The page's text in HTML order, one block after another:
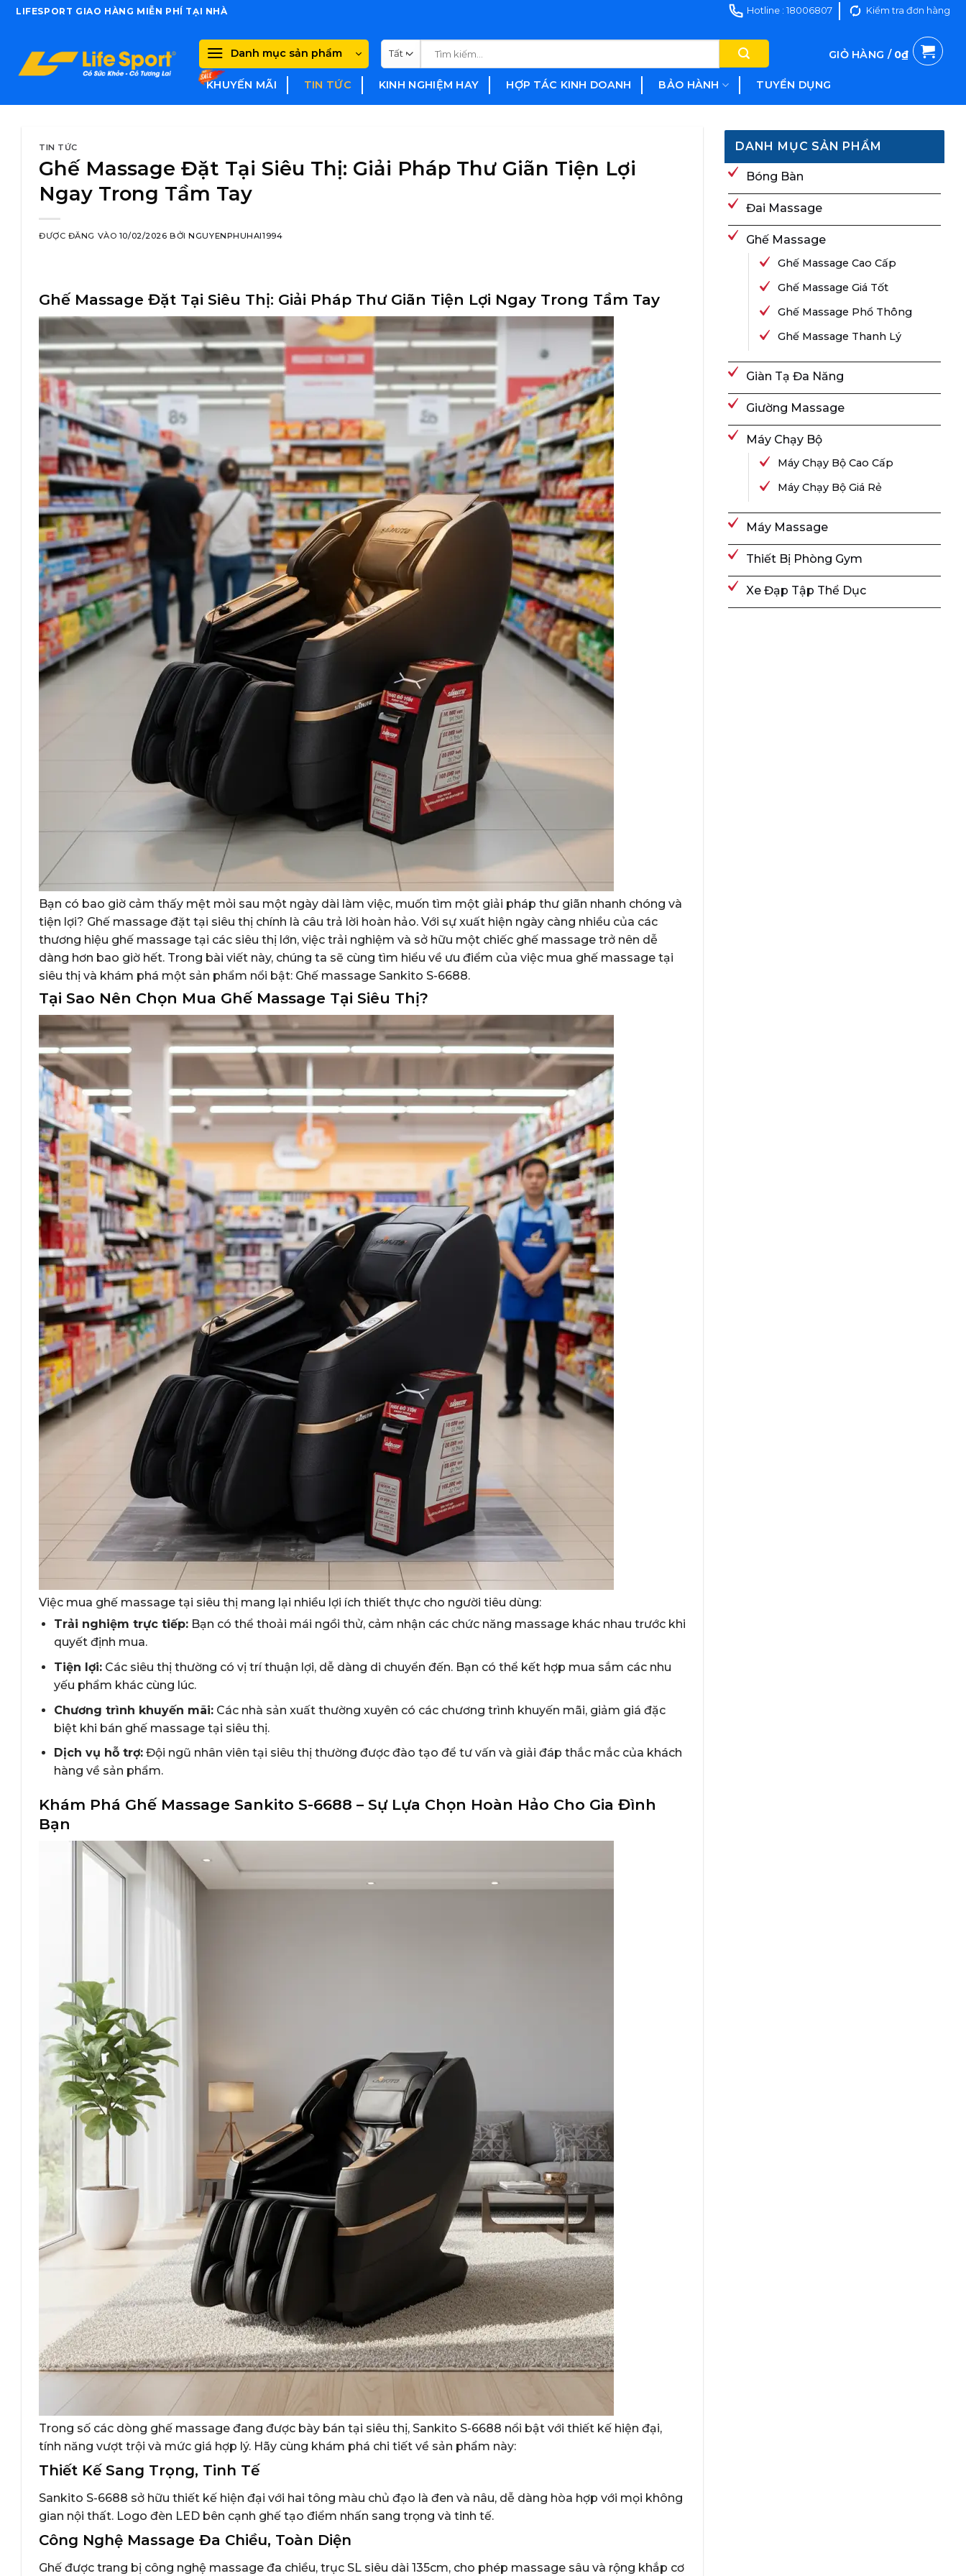
SkipLIFESPORT GIAO HÀNG MIỄN PHÍ TẠI NHÀ Hotline : 18006807 Kiểm tra đơn hàng
Danh mục sản phẩm
kiếm:
KHUYẾN MÃI TIN TỨC KINH NGHIỆM HAY HỢP TÁC KINH DOANH BẢO HÀNH TUYỂN DỤNG
GIỎ HÀNG / 0₫
TIN TỨC
Ghế Massage Đặt Tại Siêu Thị: Giải Pháp Thư Giãn Tiện Lợi
Ngay Trong Tầm Tay
ĐƯỢC ĐĂNG VÀO 10/02/2026 BỞINGUYENPHUHAI1994
Ghế Massage Đặt Tại Siêu Thị: Giải Pháp Thư Giãn Tiện Lợi Ngay Trong Tầm Tay
Bạn có bao giờ cảm thấy mệt mỏi sau một ngày dài làm việc, muốn tìm một giải pháp thư giãn nhanh chóng và
tiện lợi? Ghế massage đặt tại siêu thị chính là câu trả lời hoàn hảo. Với sự xuất hiện ngày càng nhiều của các
thương hiệu ghế massage tại các siêu thị lớn, việc trải nghiệm và sở hữu một chiếc ghế massage trở nên dễ
dàng hơn bao giờ hết. Trong bài viết này, chúng ta sẽ cùng tìm hiểu về ưu điểm của việc mua ghế massage tại
siêu thị và khám phá một sản phẩm nổi bật: Ghế massage Sankito S-6688.
Tại Sao Nên Chọn Mua Ghế Massage Tại Siêu Thị?
Việc mua ghế massage tại siêu thị mang lại nhiều lợi ích thiết thực cho người tiêu dùng:
Trải nghiệm trực tiếp:Bạn có thể thoải mái ngồi thử, cảm nhận các chức năng massage khác nhau trước khi
quyết định mua.
Tiện lợi:Các siêu thị thường có vị trí thuận lợi, dễ dàng di chuyển đến. Bạn có thể kết hợp mua sắm các nhu
yếu phẩm khác cùng lúc.
Chương trình khuyến mãi:Các nhà sản xuất thường xuyên có các chương trình khuyến mãi, giảm giá đặc
biệt khi bán ghế massage tại siêu thị.
Dịch vụ hỗ trợ:Đội ngũ nhân viên tại siêu thị thường được đào tạo để tư vấn và giải đáp thắc mắc của khách
hàng về sản phẩm.
Khám Phá Ghế Massage Sankito S-6688 – Sự Lựa Chọn Hoàn Hảo Cho Gia Đình
Bạn
Trong số các dòng ghế massage đang được bày bán tại siêu thị, Sankito S-6688 nổi bật với thiết kế hiện đại,
tính năng vượt trội và mức giá hợp lý. Hãy cùng khám phá chi tiết về sản phẩm này:
Thiết Kế Sang Trọng, Tinh Tế
Sankito S-6688 sở hữu thiết kế hiện đại với hai tông màu chủ đạo là đen và nâu, dễ dàng hòa hợp với mọi không
gian nội thất. Logo đèn LED bên cạnh ghế tạo điểm nhấn sang trọng và tinh tế.
Công Nghệ Massage Đa Chiều, Toàn Diện
Ghế được trang bị công nghệ massage đa chiều, trục SL siêu dài 135cm, cho phép massage sâu và rộng khắp cơ
DANH MỤC SẢN PHẨM
Bóng Bàn
Đai Massage
Ghế Massage
Ghế Massage Cao Cấp
Ghế Massage Giá Tốt
Ghế Massage Phổ Thông
Ghế Massage Thanh Lý
Giàn Tạ Đa Năng
Giường Massage
Máy Chạy Bộ
Máy Chạy Bộ Cao Cấp
Máy Chạy Bộ Giá Rẻ
Máy Massage
Thiết Bị Phòng Gym
Xe Đạp Tập Thể Dục